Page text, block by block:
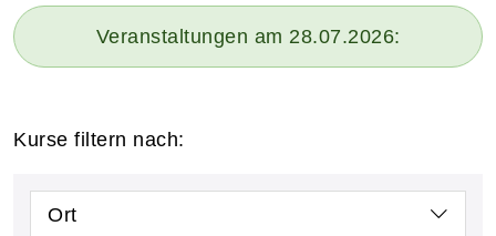
Veranstaltungen am 28.07.2026:
Kurse filtern nach:
Ort